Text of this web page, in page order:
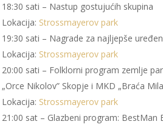
18:30 sati – Nastup gostujućih skupina
Lokacija: Strossmayerov park
19:30 sati – Nagrade za najljepše
Lokacija: Strossmayerov park
20:00 sati – Folklorni program zemlje
„Orce Nikolov” Skopje i MKD „Braća
Lokacija: Strossmayerov park
21:00 sat – Glazbeni program: